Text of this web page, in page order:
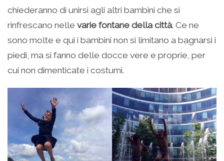
chiederanno di unirsi agli altri bambini che si
rinfrescano nelle varie fontane della città. Ce ne
sono molte e qui i bambini non si limitano a bagnarsi i
piedi, ma si fanno delle docce vere e proprie, per
cui non dimenticate i costumi.